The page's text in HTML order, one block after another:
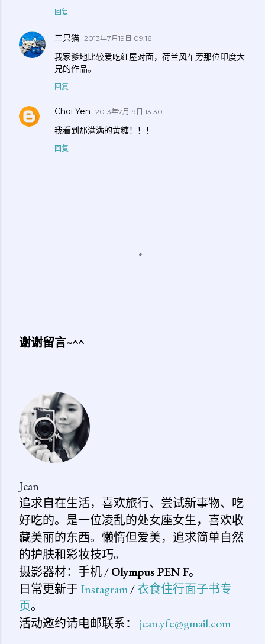
回复
三只猫 2013年7月19日 09:16
我家爹地比较爱吃红屋对面，荷兰风车旁那位印度大
兄的作品。
回复
Choi Yen 2013年7月19日 13:30
我看到那满满的黄糖！！！
回复
论
谢谢留言~^^
Jean
追求自在生活，喜欢旅行、尝试新事物、吃
好吃的。是一位凌乱的处女座女生，喜欢收
藏美丽的东西。懒惰但爱美，追求简单自然
的护肤和彩妆技巧。
摄影器材：手机 /Olympus PEN F。
日常更新于 Instagram/衣食住行面子书专
页。
活动邀约请电邮联系： jean.yfc@gmail.com